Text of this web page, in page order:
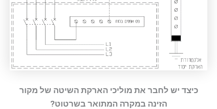
כיצד יש לחבר את מוליכי הארקת השיטה של מקור
הזינה במקרה המתואר בשרטוט?